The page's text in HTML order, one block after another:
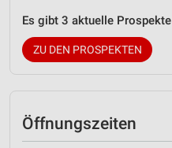
Es gibt 3 aktuelle Prospekte
ZU DEN PROSPEKTEN
Öffnungszeiten